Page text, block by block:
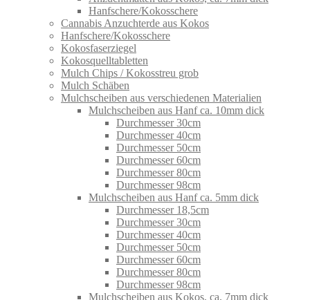
Hanfschere/Kokosschere
Cannabis Anzuchterde aus Kokos
Hanfschere/Kokosschere
Kokosfaserziegel
Kokosquelltabletten
Mulch Chips / Kokosstreu grob
Mulch Schäben
Mulchscheiben aus verschiedenen Materialien
Mulchscheiben aus Hanf ca. 10mm dick
Durchmesser 30cm
Durchmesser 40cm
Durchmesser 50cm
Durchmesser 60cm
Durchmesser 80cm
Durchmesser 98cm
Mulchscheiben aus Hanf ca. 5mm dick
Durchmesser 18,5cm
Durchmesser 30cm
Durchmesser 40cm
Durchmesser 50cm
Durchmesser 60cm
Durchmesser 80cm
Durchmesser 98cm
Mulchscheiben aus Kokos, ca. 7mm dick